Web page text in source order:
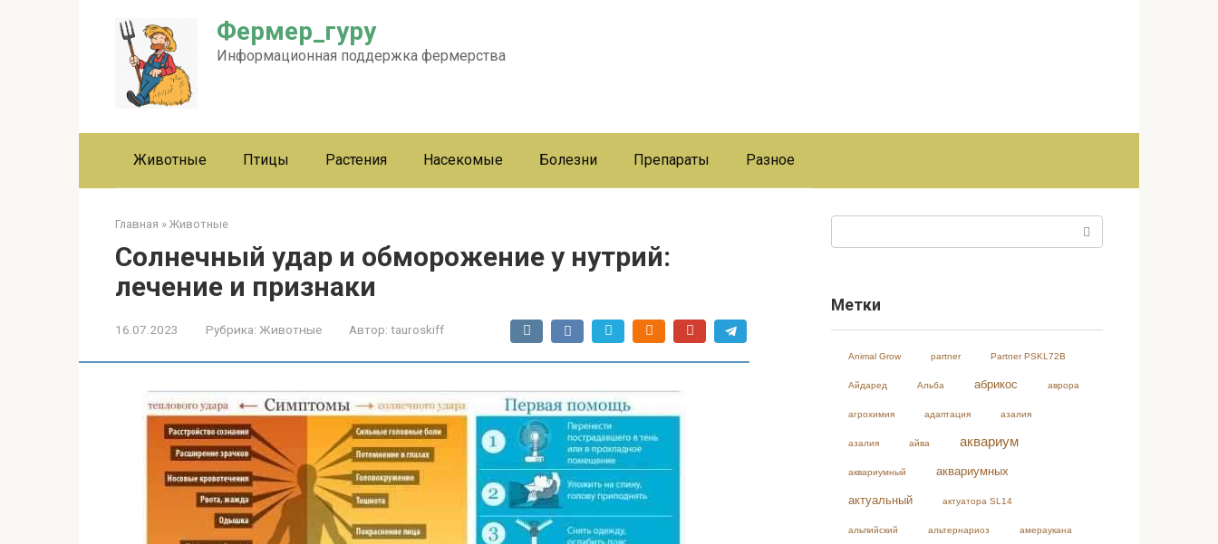
Фермер_гуру
Информационная поддержка фермерства
Животные Птицы Растения Насекомые Болезни Препараты Разное
Главная » Животные
Солнечный удар и обморожение у нутрий:
лечение и признаки
16.07.2023 Рубрика: Животные Автор: tauroskiff
Метки
Animal Grow partner Partner PSKL72B
Айдаред Альба абрикос аврора
агрохимия адаптация азалия
азалия айва аквариум
аквариумный аквариумных
актуальный актуатора SL14
альпийский альтернариоз амераукана